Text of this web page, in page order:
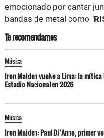
emocionado por cantar
bandas de metal como "
Te recomendamos
Música
Iron Maiden vuelve a Lima: la
Estadio Nacional en 2026
Música
Iron Maiden: Paul Di’Anno, primer